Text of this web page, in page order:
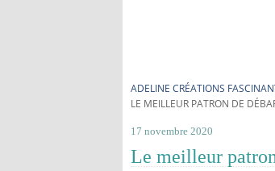
ADELINE CRÉATIONS
LE MEILLEUR PATRON DE
17 novembre 2020
Le meilleur